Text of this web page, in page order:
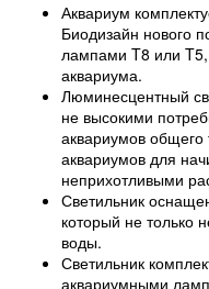
Аквариум
Биодизайн нового
лампами T8 или T5,
аквариума.
Люминесцентный
не высокими
аквариумов общего
аквариумов для
неприхотливыми
Светильник
который не только
воды.
Светильник
аквариумными